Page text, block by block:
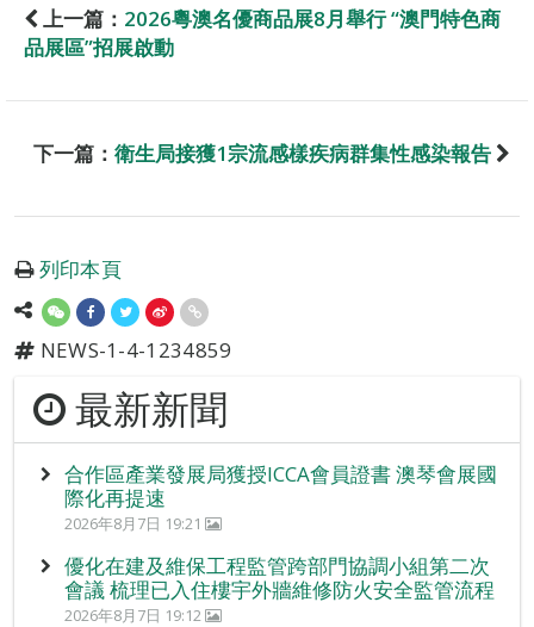
上一篇： 2026粵澳名優商品展8月舉行 “澳門特色商
品展區”招展啟動
下一篇： 衛生局接獲1宗流感樣疾病群集性感染報告
列印本頁
NEWS-1-4-1234859
最新新聞
合作區產業發展局獲授ICCA會員證書 澳琴會展國
際化再提速
2026年8月7日 19:21
優化在建及維保工程監管跨部門協調小組第二次
會議 梳理已入住樓宇外牆維修防火安全監管流程
2026年8月7日 19:12